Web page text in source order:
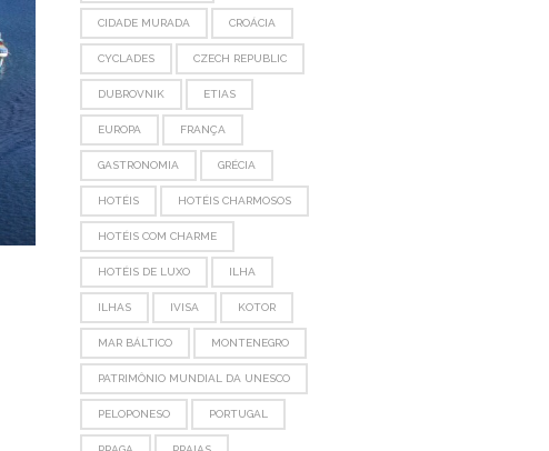
CIDADE MURADA CROÁCIA
CYCLADES CZECH REPUBLIC
DUBROVNIK ETIAS
EUROPA FRANÇA
GASTRONOMIA GRÉCIA
HOTÉIS HOTÉIS CHARMOSOS
HOTÉIS COM CHARME
HOTÉIS DE LUXO ILHA
ILHAS IVISA KOTOR
MAR BÁLTICO MONTENEGRO
PATRIMÔNIO MUNDIAL DA UNESCO
PELOPONESO PORTUGAL